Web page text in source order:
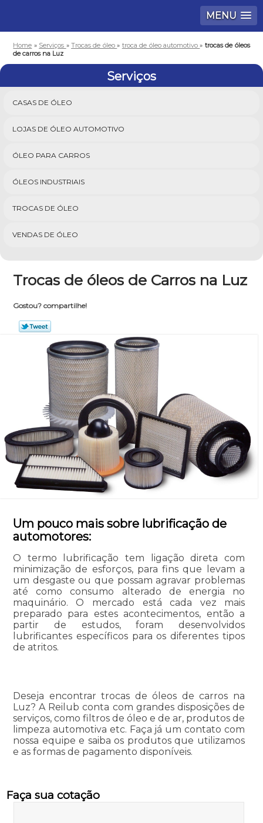
MENU
Home » Serviços »Trocas de óleo» troca de óleo automotivo» trocas de óleos
de carros na Luz
Serviços
CASAS DE ÓLEO
LOJAS DE ÓLEO AUTOMOTIVO
ÓLEO PARA CARROS
ÓLEOS INDUSTRIAIS
TROCAS DE ÓLEO
VENDAS DE ÓLEO
Trocas de óleos de Carros na Luz
Gostou? compartilhe!
Um pouco mais sobre lubrificação de
automotores:
O termo lubrificação tem ligação direta com
minimização de esforços, para fins que levam a
um desgaste ou que possam agravar problemas
até como consumo alterado de energia no
maquinário. O mercado está cada vez mais
preparado para estes acontecimentos, então a
partir de estudos, foram desenvolvidos
lubrificantes específicos para os diferentes tipos
de atritos.
Deseja encontrar trocas de óleos de carros na
Luz? A Reilub conta com grandes disposições de
serviços, como filtros de óleo e de ar, produtos de
limpeza automotiva etc. Faça já um contato com
nossa equipe e saiba os produtos que utilizamos
e as formas de pagamento disponíveis.
Faça sua cotação